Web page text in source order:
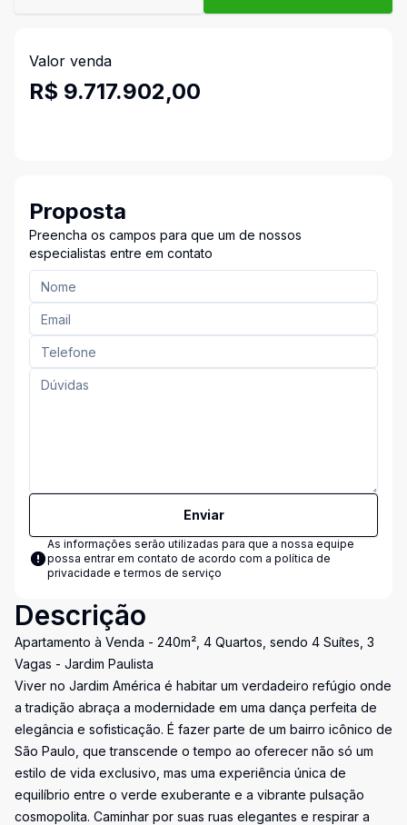
Valor venda
R$ 9.717.902,00
Proposta
Preencha os campos para que um de nossos
especialistas entre em contato
Enviar
As informações serão utilizadas para que a nossa equipe
possa entrar em contato de acordo com a política de
privacidade e termos de serviço
Descrição
Apartamento à Venda - 240m², 4 Quartos, sendo 4 Suítes, 3
Vagas - Jardim Paulista
Viver no Jardim América é habitar um verdadeiro refúgio onde
a tradição abraça a modernidade em uma dança perfeita de
elegância e sofisticação. É fazer parte de um bairro icônico de
São Paulo, que transcende o tempo ao oferecer não só um
estilo de vida exclusivo, mas uma experiência única de
equilíbrio entre o verde exuberante e a vibrante pulsação
cosmopolita. Caminhar por suas ruas elegantes e respirar a